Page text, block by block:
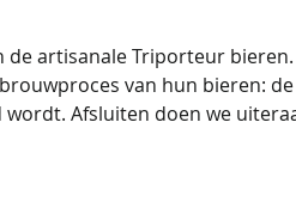
artisanale Triporteur
van hun bieren:
Afsluiten doen we